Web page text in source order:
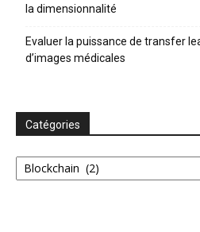
la dimensionnalité
Evaluer la puissance de transfer
d’images médicales
Catégories
Catégories